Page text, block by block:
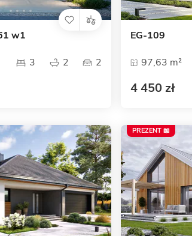
w1
3 2 2
EG-109
97,63 m²
4 450 zł
PREZENT 📖